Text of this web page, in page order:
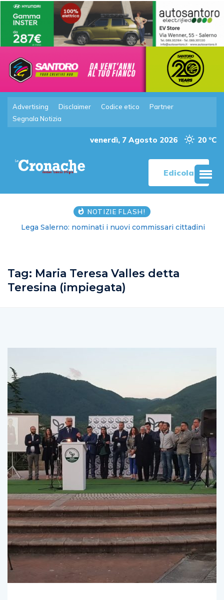
Advertising Disclaimer Codice etico
Partner
Segnala Notizia
venerdì, 7 Agosto 2026 20 °C
Edicola
NOTIZIE FLASH!
Lega Salerno: nominati i nuovi commissari cittadini
Teresina (impiegata)